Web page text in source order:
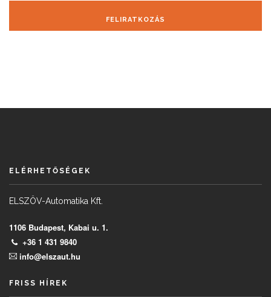
FELIRATKOZÁS
ELÉRHETŐSÉGEK
ELSZÖV-Automatika Kft.
1106 Budapest, Kabai u. 1.
+36 1 431 9840
info@elszaut.hu
FRISS HÍREK